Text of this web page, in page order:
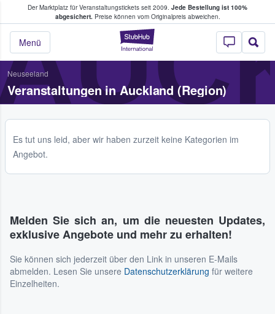
Der Marktplatz für Veranstaltungstickets seit 2009. Jede Bestellung ist 100%
abgesichert.Preise können vom Originalpreis abweichen.
StubHub - Wo
Menü
Tickets kaufen & verkaufen
Neuseeland
Veranstaltungen in Auckland (Region)
Es tut uns leid, aber wir haben zurzeit keine Kategorien im
Angebot.
Melden Sie sich an, um die neuesten Updates,
exklusive Angebote und mehr zu erhalten!
Sie können sich jederzeit über den Link in unseren E-Mails
abmelden. Lesen Sie unsere Datenschutzerklärung für weitere
Einzelheiten.